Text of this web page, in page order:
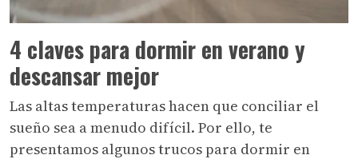
4 claves para dormir en verano y
descansar mejor
Las altas temperaturas hacen que conciliar el
sueño sea a menudo difícil. Por ello, te
presentamos algunos trucos para dormir en